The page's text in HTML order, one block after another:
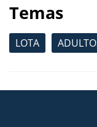
Temas
LOTA